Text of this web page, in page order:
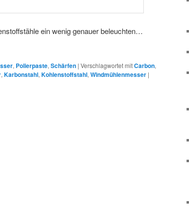
ein wenig genauer beleuchten…
, Polierpaste, Schärfen | Verschlagwortet mitCarbon,
, Karbonstahl, Kohlenstoffstahl, Windmühlenmesser |